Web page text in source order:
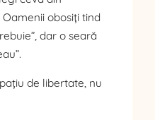
obosiți tind
dar o seară
de libertate, nu